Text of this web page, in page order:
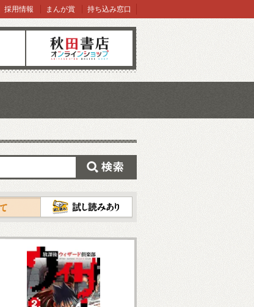
オンラインショップ
採用情報 まんが賞 持ち込み窓口